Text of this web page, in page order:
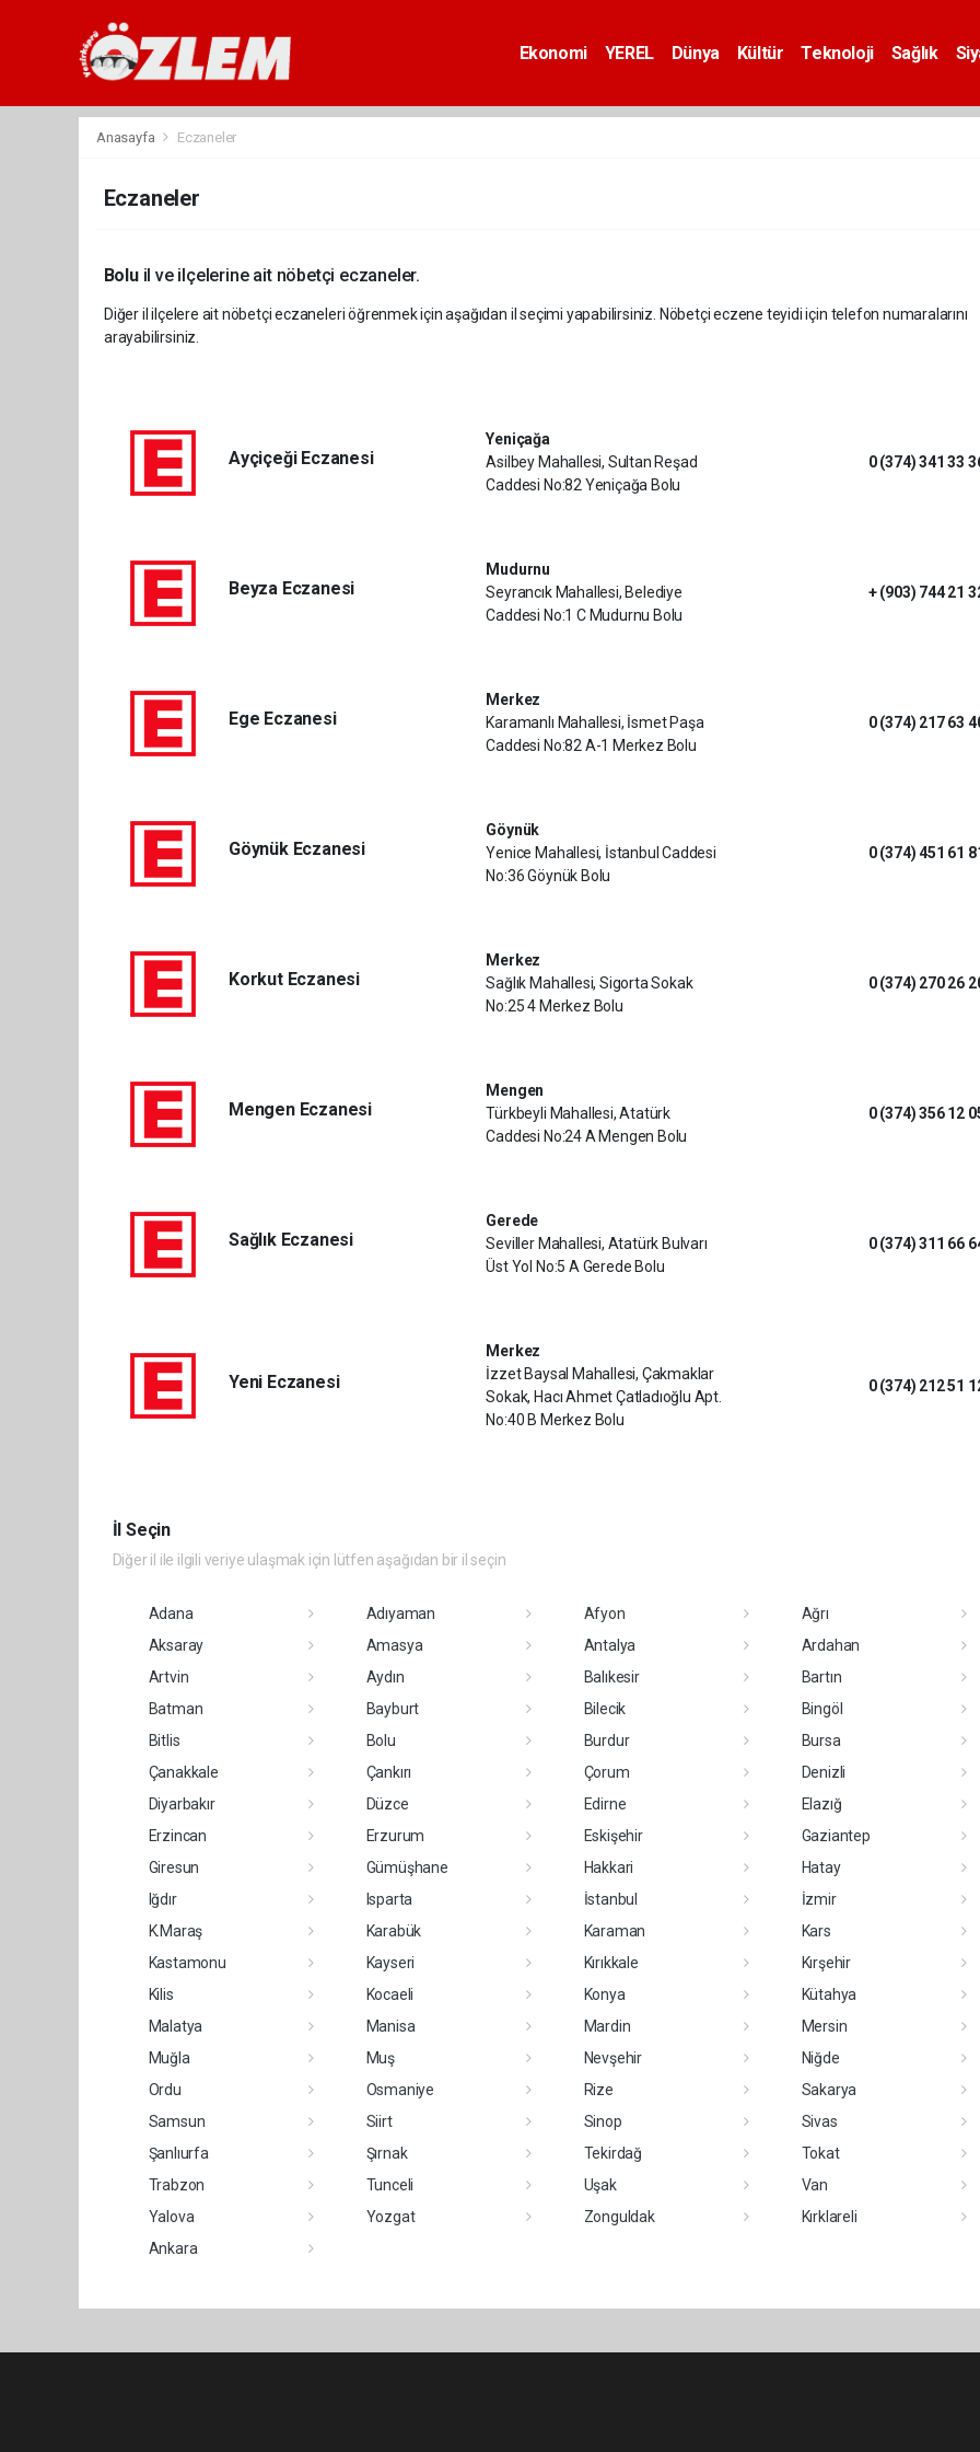
Ekonomi YEREL Dünya Kültür Teknoloji Sağlık
Anasayfa Eczaneler
Eczaneler
Boluil ve ilçelerine ait nöbetçi eczaneler.
Diğer il ilçelere ait nöbetçi eczaneleri öğrenmek için aşağıdan il seçimi yapabilirsiniz. Nöbetçi eczene teyidi için telefon numaralarını
arayabilirsiniz.
Ayçiçeği Eczanesi
Yeniçağa
Asilbey Mahallesi, Sultan Reşad
Caddesi No:82 Yeniçağa Bolu
0 (374) 341 33
Beyza Eczanesi
Mudurnu
Seyrancık Mahallesi, Belediye
Caddesi No:1 C Mudurnu Bolu
+ (903) 744 21
Ege Eczanesi
Merkez
Karamanlı Mahallesi, İsmet Paşa
Caddesi No:82 A-1 Merkez Bolu
0 (374) 217 63
Göynük Eczanesi
Göynük
Yenice Mahallesi, İstanbul Caddesi
No:36 Göynük Bolu
0 (374) 451 61
Korkut Eczanesi
Merkez
Sağlık Mahallesi, Sigorta Sokak
No:25 4 Merkez Bolu
0 (374) 270 26
Mengen Eczanesi
Mengen
Türkbeyli Mahallesi, Atatürk
Caddesi No:24 A Mengen Bolu
0 (374) 356 12
Sağlık Eczanesi
Gerede
Seviller Mahallesi, Atatürk Bulvarı
Üst Yol No:5 A Gerede Bolu
0 (374) 311 66
Yeni Eczanesi
Merkez
İzzet Baysal Mahallesi, Çakmaklar
Sokak, Hacı Ahmet Çatladıoğlu Apt.
No:40 B Merkez Bolu
0 (374) 212 51
İl Seçin
Diğer il ile ilgili veriye ulaşmak için lütfen aşağıdan bir il seçin
Adana Adıyaman Afyon
Ağrı
Aksaray
Amasya Antalya
Ardahan
Artvin
Aydın Balıkesir
Bartın
Batman
Bayburt Bilecik
Bingöl
Bitlis
Bolu Burdur
Bursa
Çanakkale
Çankırı Çorum
Denizli
Diyarbakır
Düzce Edirne
Elazığ
Erzincan
Erzurum Eskişehir
Gaziantep
Giresun
Gümüşhane Hakkari
Hatay
Iğdır
Isparta İstanbul
İzmir
K.Maraş
Karabük Karaman
Kars
Kastamonu
Kayseri Kırıkkale
Kırşehir
Kilis
Kocaeli Konya
Kütahya
Malatya
Manisa Mardin
Mersin
Muğla
Muş Nevşehir
Niğde
Ordu
Osmaniye Rize
Sakarya
Samsun
Siirt Sinop
Sivas
Şanlıurfa
Şırnak Tekirdağ
Tokat
Trabzon
Tunceli Uşak
Van
Yalova
Yozgat Zonguldak
Kırklareli
Ankara